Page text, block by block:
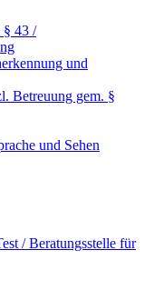
§ 43 /
und
Betreuung gem. §
und Sehen
/ Beratungsstelle für